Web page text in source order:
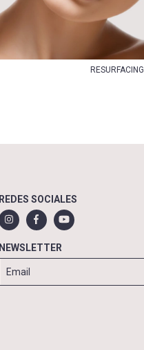
RESURFACING
REDES SOCIALES
NEWSLETTER